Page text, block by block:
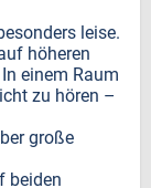
leise.
höheren
einem Raum
zu hören –
große
beiden